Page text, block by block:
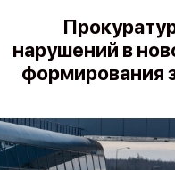
Новости
Карта событий
Предложить
нарушений в
формирования